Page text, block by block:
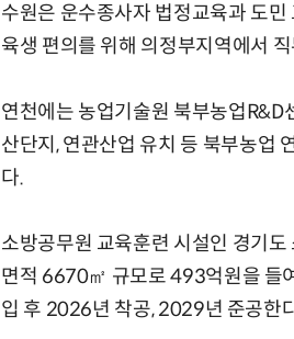
수원은 운수종사자 법정교육과 도
육생 편의를 위해 의정부지역에서
연천에는 농업기술원 북부농업R&D
산단지, 연관산업 유치 등 북부농업
다.
소방공무원 교육훈련 시설인 경기
면적 6670㎡ 규모로 493억원을 들
입 후 2026년 착공, 2029년 준공한